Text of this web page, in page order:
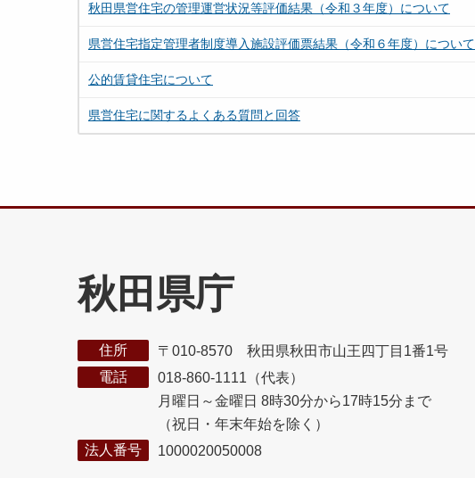
秋田県営住宅の管理運営状況等評価結果（令和３年度）について
県営住宅指定管理者制度導入施設評価票結果（令和６年度）について
公的賃貸住宅について
県営住宅に関するよくある質問と回答
秋田県庁
住所
〒010-8570 秋田県秋田市山王四丁目1番1号
電話
018-860-1111（代表）
月曜日～金曜日 8時30分から17時15分まで
（祝日・年末年始を除く）
法人番号
1000020050008